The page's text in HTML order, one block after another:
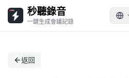
秒聽錄音
一鍵生成會議記錄
返回